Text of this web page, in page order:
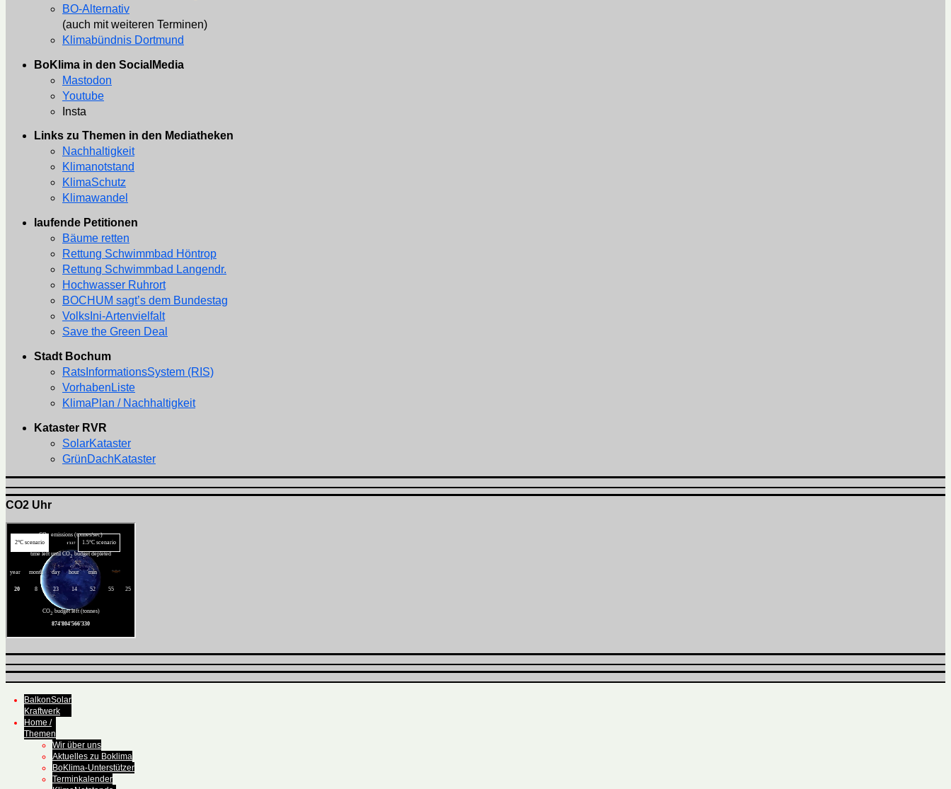
BO-Alternativ
(auch mit weiteren Terminen)
Klimabündnis Dortmund
BoKlima in den SocialMedia
Mastodon
Youtube
Insta
Links zu Themen in den Mediatheken
Nachhaltigkeit
Klimanotstand
KlimaSchutz
Klimawandel
laufende Petitionen
Bäume retten
Rettung Schwimmbad Höntrop
Rettung Schwimmbad Langendr.
Hochwasser Ruhrort
BOCHUM sagt’s dem Bundestag
VolksIni-Artenvielfalt
Save the Green Deal
Stadt Bochum
RatsInformationsSystem (RIS)
VorhabenListe
KlimaPlan / Nachhaltigkeit
Kataster RVR
SolarKataster
GrünDachKataster
CO2 Uhr
BalkonSolar
Kraftwerk
Home /
Themen
Wir über uns
Aktuelles zu Boklima
BoKlima-Unterstützer
Terminkalender